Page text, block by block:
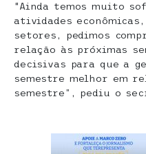
“Ainda temos muito
atividades
setores, pedimos
relação às próximas
decisivas para que a
semestre melhor em
semestre”, pediu o